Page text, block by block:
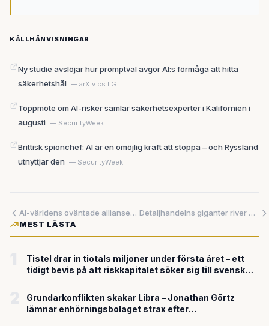
KÄLLHÄNVISNINGAR
Ny studie avslöjar hur promptval avgör AI:s förmåga att hitta
säkerhetshål — arXiv cs.LG
Toppmöte om AI-risker samlar säkerhetsexperter i Kalifornien i
augusti — SecurityWeek
Brittisk spionchef: AI är en omöjlig kraft att stoppa – och Ryssland
utnyttjar den — SecurityWeek
AI-världens oväntade allianser: Vem samarbetar med vem – och varför spelar det roll för Sverige?
Detaljhandelns giganter river upp sina egna ritningar – och börjar om från grunden
MEST LÄSTA
Tistel drar in tiotals miljoner under första året – ett
tidigt bevis på att riskkapitalet söker sig till svensk
Grundarkonflikten skakar Libra – Jonathan Görtz
lämnar enhörningsbolaget strax efter